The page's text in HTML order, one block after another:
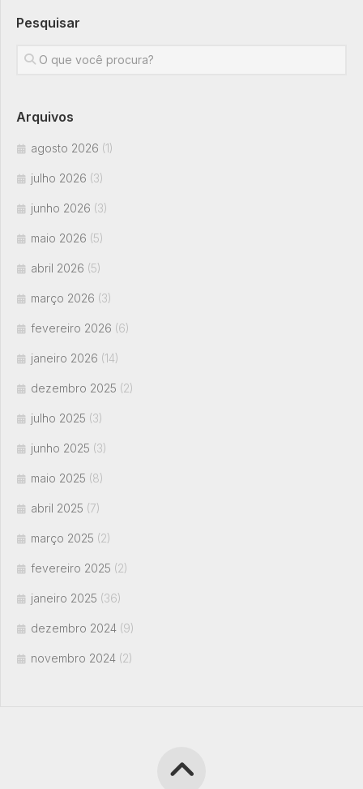
Pesquisar
Arquivos
agosto 2026 (1)
julho 2026 (3)
junho 2026 (3)
maio 2026 (5)
abril 2026 (5)
março 2026 (3)
fevereiro 2026 (6)
janeiro 2026 (14)
dezembro 2025 (2)
julho 2025 (3)
junho 2025 (3)
maio 2025 (8)
abril 2025 (7)
março 2025 (2)
fevereiro 2025 (2)
janeiro 2025 (36)
dezembro 2024 (9)
novembro 2024 (2)